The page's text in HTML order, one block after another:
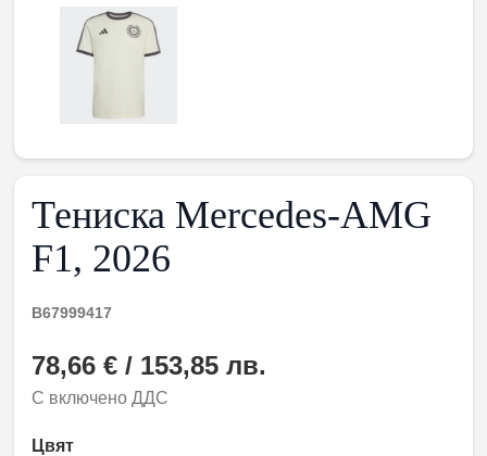
Тениска Mercedes-AMG
F1, 2026
B67999417
78,66 € / 153,85 лв.
С включено ДДС
Цвят